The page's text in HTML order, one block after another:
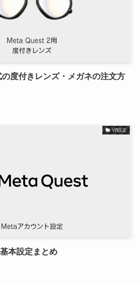
度付きレンズ・メガネの注文方
VR設定
本設定まとめ